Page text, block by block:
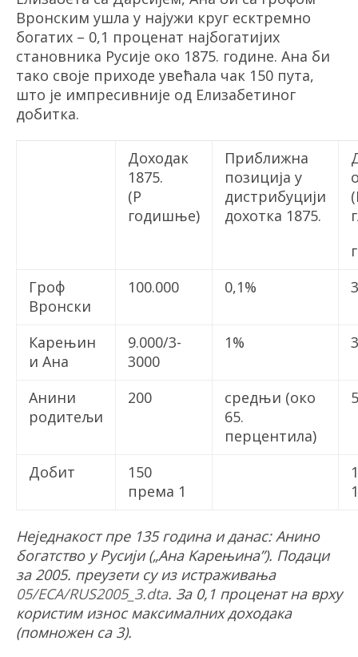
Вронским ушла у најужи круг есктремно
богатих – 0,1 проценат најбогатијих
становника Русије око 1875. године. Ана би
тако своје приходе увећала чак 150 пута,
што је импресивније од Елизабетиног
добитка.
Доходак
1875.
(Р
годишње)
Приближна
позиција у
дистрибуцији
дохотка 1875.
Гроф
Вронски
100.000 0,1%
Карењин
и Ана
9.000/3-
3000
1%
Анини
родитељи
200
средњи (око
65.
перцентила)
Добит
150
према 1
1
Неједнакост пре 135 година и данас: Анино
богатство у Русији („Ана Kарењина”). Подаци
за 2005. преузети су из истраживања
05/ECA/RUS2005_3.dta. За 0,1 проценат на врху
користим износ максималних доходака
(помножен са 3).